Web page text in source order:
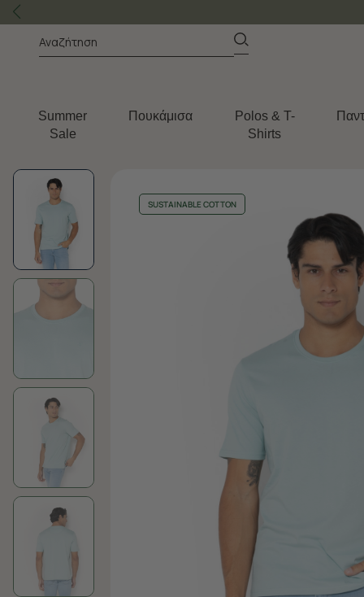
Summer
Sale
Πουκάμισα
Polos & T-
Shirts
SUSTAINABLE COTTON